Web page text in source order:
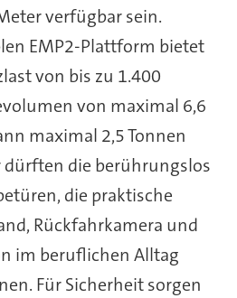
verfügbar sein.
EMP2-Plattform bietet
von bis zu 1.400
von maximal 6,6
maximal 2,5 Tonnen
dürften die berührungslos
die praktische
Rückfahrkamera und
im beruflichen Alltag
Für Sicherheit sorgen